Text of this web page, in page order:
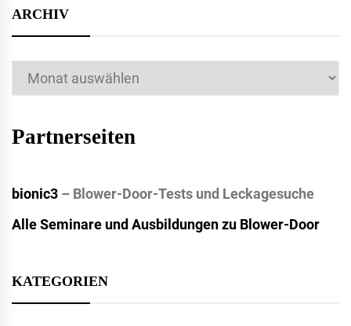
ARCHIV
Archiv
Partnerseiten
bionic3 – Blower-Door-Tests und Leckagesuche
Alle Seminare und Ausbildungen zu Blower-Door
KATEGORIEN